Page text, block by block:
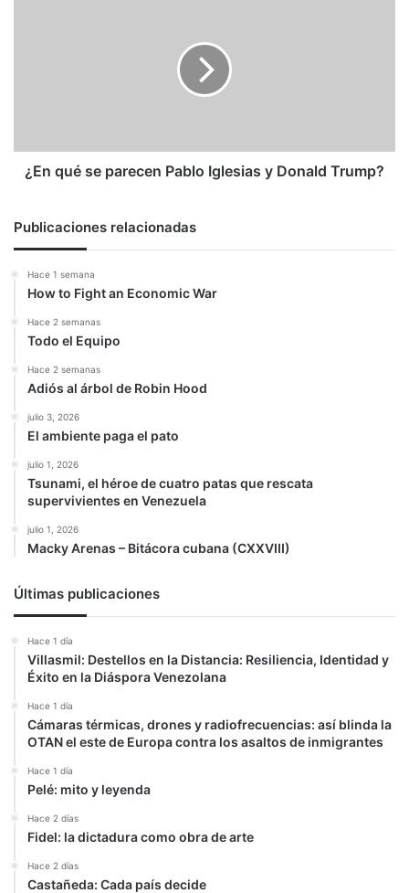
Trump?
¿En qué se parecen Pablo Iglesias y Donald Trump?
Publicaciones relacionadas
Hace 1 semana
How to Fight an Economic War
Hace 2 semanas
Todo el Equipo
Hace 2 semanas
Adiós al árbol de Robin Hood
julio 3, 2026
El ambiente paga el pato
julio 1, 2026
Tsunami, el héroe de cuatro patas que rescata
supervivientes en Venezuela
julio 1, 2026
Macky Arenas – Bitácora cubana (CXXVIII)
Últimas publicaciones
Hace 1 día
Villasmil: Destellos en la Distancia: Resiliencia, Identidad y
Éxito en la Diáspora Venezolana
Hace 1 día
Cámaras térmicas, drones y radiofrecuencias: así blinda la
OTAN el este de Europa contra los asaltos de inmigrantes
Hace 1 día
Pelé: mito y leyenda
Hace 2 días
Fidel: la dictadura como obra de arte
Hace 2 días
Castañeda: Cada país decide